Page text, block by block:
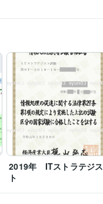
2019年 ITストラテジス
ト